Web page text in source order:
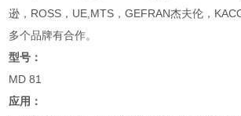
逊，ROSS，UE,MTS，GEFRAN杰夫伦，
多个品牌有合作。
型号：
MD 81
应用：